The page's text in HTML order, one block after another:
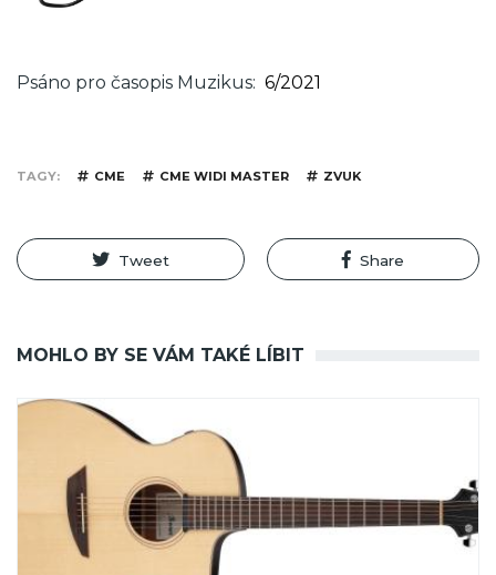
Psáno pro časopis Muzikus 6/2021
TAGY CME CME WIDI MASTER ZVUK
Tweet Share
MOHLO BY SE VÁM TAKÉ LÍBIT